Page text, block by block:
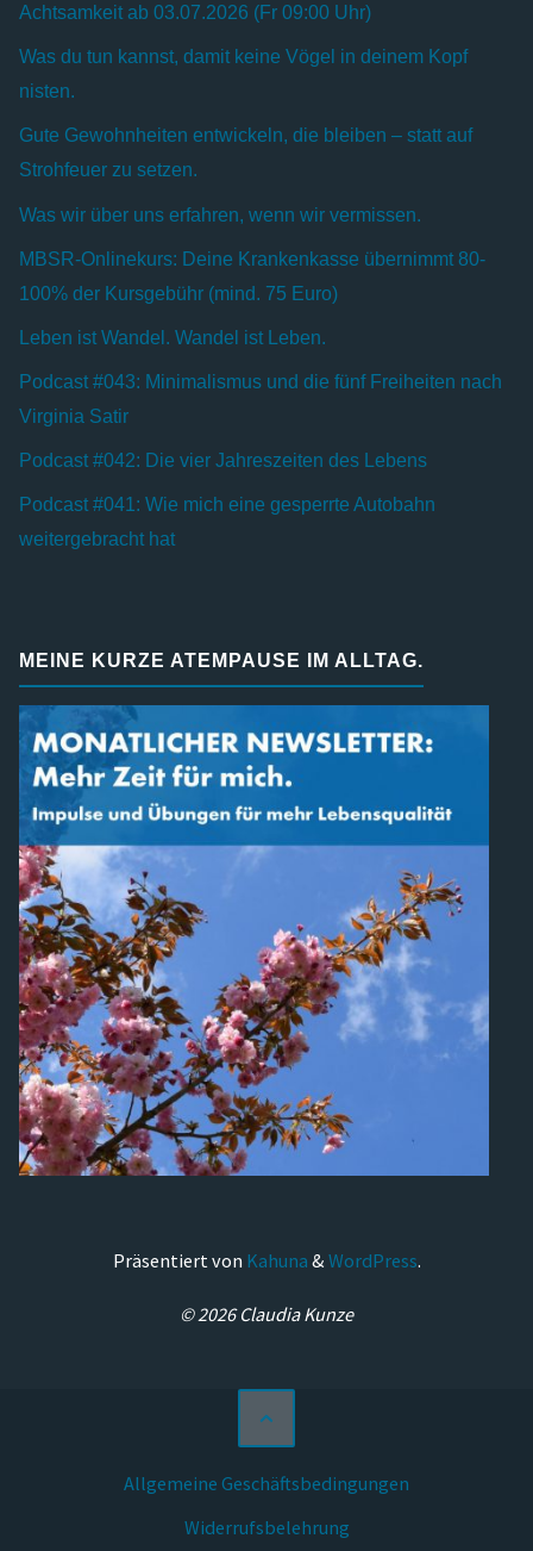
Achtsamkeit ab 03.07.2026 (Fr 09:00 Uhr)
Was du tun kannst, damit keine Vögel in deinem Kopf
nisten.
Gute Gewohnheiten entwickeln, die bleiben – statt auf
Strohfeuer zu setzen.
Was wir über uns erfahren, wenn wir vermissen.
MBSR-Onlinekurs: Deine Krankenkasse übernimmt 80-
100% der Kursgebühr (mind. 75 Euro)
Leben ist Wandel. Wandel ist Leben.
Podcast #043: Minimalismus und die fünf Freiheiten nach
Virginia Satir
Podcast #042: Die vier Jahreszeiten des Lebens
Podcast #041: Wie mich eine gesperrte Autobahn
weitergebracht hat
MEINE KURZE ATEMPAUSE IM ALLTAG.
Präsentiert von Kahuna & WordPress.
© 2026 Claudia Kunze
Allgemeine Geschäftsbedingungen
Widerrufsbelehrung